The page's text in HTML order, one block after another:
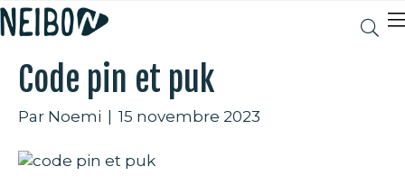
Code pin et puk
Par Noemi 15 novembre 2023